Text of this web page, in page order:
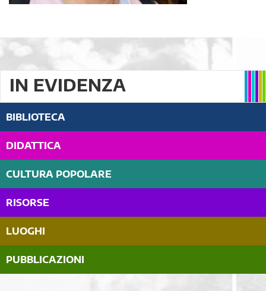
IN EVIDENZA
BIBLIOTECA
DIDATTICA
CULTURA POPOLARE
RISORSE
LUOGHI
PUBBLICAZIONI